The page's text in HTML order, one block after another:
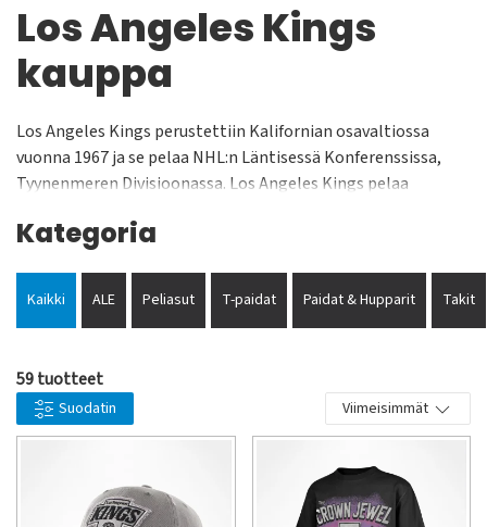
Los Angeles Kings
kauppa
Los Angeles Kings perustettiin Kalifornian osavaltiossa
vuonna 1967 ja se pelaa NHL:n Läntisessä Konferenssissa,
Tyynenmeren Divisioonassa. Los Angeles Kings pelaa
n. 19 000 katsojaa. Joukkue on voittanut Stanley Cupin kaksi
Marcel Dionne, Wayne Gretzky, Jari Kurri, Tomas Sandström,
Charlie Simmer, Butch Goring sekä Mattias Norström ovat
Kategoria
Kaikki ALE Peliasut T-paidat Paidat & Hupparit Takit
59 tuotteet
Suodatin Viimeisimmät